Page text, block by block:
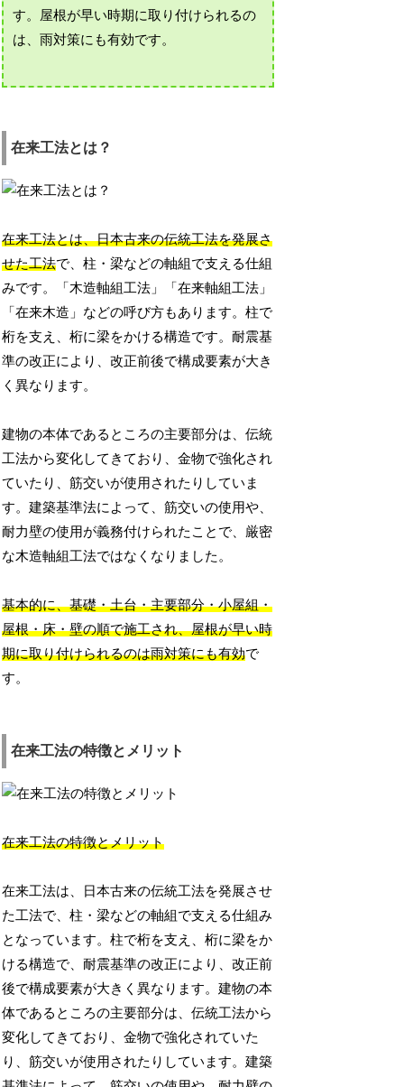
す。屋根が早い時期に取り付けられるの
は、雨対策にも有効です。
在来工法とは？
在来工法とは、日本古来の伝統工法を発展さ
せた工法で、柱・梁などの軸組で支える仕組
みです。「木造軸組工法」「在来軸組工法」
「在来木造」などの呼び方もあります。柱で
桁を支え、桁に梁をかける構造です。耐震基
準の改正により、改正前後で構成要素が大き
く異なります。
建物の本体であるところの主要部分は、伝統
工法から変化してきており、金物で強化され
ていたり、筋交いが使用されたりしていま
す。建築基準法によって、筋交いの使用や、
耐力壁の使用が義務付けられたことで、厳密
な木造軸組工法ではなくなりました。
基本的に、基礎・土台・主要部分・小屋組・
屋根・床・壁の順で施工され、屋根が早い時
期に取り付けられるのは雨対策にも有効で
す。
在来工法の特徴とメリット
在来工法の特徴とメリット
在来工法は、日本古来の伝統工法を発展させ
た工法で、柱・梁などの軸組で支える仕組み
となっています。柱で桁を支え、桁に梁をか
ける構造で、耐震基準の改正により、改正前
後で構成要素が大きく異なります。建物の本
体であるところの主要部分は、伝統工法から
変化してきており、金物で強化されていた
り、筋交いが使用されたりしています。建築